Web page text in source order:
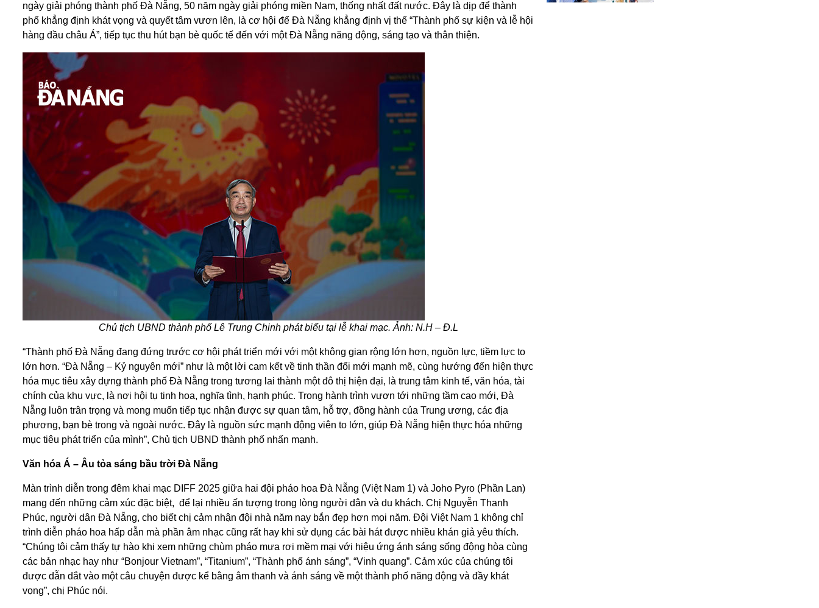
ngày giải phóng thành phố Đà Nẵng, 50 năm ngày giải phóng miền Nam, thống nhất đất nước. Đây là dịp để thành
phố khẳng định khát vọng và quyết tâm vươn lên, là cơ hội để Đà Nẵng khẳng định vị thế “Thành phố sự kiện và lễ hội
hàng đầu châu Á”, tiếp tục thu hút bạn bè quốc tế đến với một Đà Nẵng năng động, sáng tạo và thân thiện.
Chủ tịch UBND thành phố Lê Trung Chinh phát biểu tại lễ khai mạc. Ảnh: N.H – Đ.L
“Thành phố Đà Nẵng đang đứng trước cơ hội phát triển mới với một không gian rộng lớn hơn, nguồn lực, tiềm lực to
lớn hơn. “Đà Nẵng – Kỷ nguyên mới” như là một lời cam kết về tinh thần đổi mới mạnh mẽ, cùng hướng đến hiện thực
hóa mục tiêu xây dựng thành phố Đà Nẵng trong tương lai thành một đô thị hiện đại, là trung tâm kinh tế, văn hóa, tài
chính của khu vực, là nơi hội tụ tinh hoa, nghĩa tình, hạnh phúc. Trong hành trình vươn tới những tầm cao mới, Đà
Nẵng luôn trân trọng và mong muốn tiếp tục nhận được sự quan tâm, hỗ trợ, đồng hành của Trung ương, các địa
phương, bạn bè trong và ngoài nước. Đây là nguồn sức mạnh động viên to lớn, giúp Đà Nẵng hiện thực hóa những
mục tiêu phát triển của mình”, Chủ tịch UBND thành phố nhấn mạnh.
Văn hóa Á – Âu tỏa sáng bầu trời Đà Nẵng
Màn trình diễn trong đêm khai mạc DIFF 2025 giữa hai đội pháo hoa Đà Nẵng (Việt Nam 1) và Joho Pyro (Phần Lan)
mang đến những cảm xúc đặc biệt, để lại nhiều ấn tượng trong lòng người dân và du khách. Chị Nguyễn Thanh
Phúc, người dân Đà Nẵng, cho biết chị cảm nhận đội nhà năm nay bắn đẹp hơn mọi năm. Đội Việt Nam 1 không chỉ
trình diễn pháo hoa hấp dẫn mà phần âm nhạc cũng rất hay khi sử dụng các bài hát được nhiều khán giả yêu thích.
“Chúng tôi cảm thấy tự hào khi xem những chùm pháo mưa rơi mềm mại với hiệu ứng ánh sáng sống động hòa cùng
các bản nhạc hay như “Bonjour Vietnam”, “Titanium”, “Thành phố ánh sáng”, “Vinh quang”. Cảm xúc của chúng tôi
được dẫn dắt vào một câu chuyện được kể bằng âm thanh và ánh sáng về một thành phố năng động và đầy khát
vọng”, chị Phúc nói.